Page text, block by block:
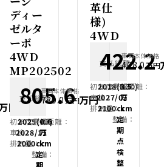
円
ディー
ゼルタ
ーボ
4WD
MP202502
支払総額
805.6 万円
車両本体価格
789.0万円
初年度登録：
2025(R7)
車検：
2028/11
排気量：
2000cc
走行距離：
0.6
万
km
整備：
定
期
革仕
様)
4WD
支払総額
422.2
車両本体価格
408.0万円
初年度登録：
2018(H30)
車検：
2027/02
排気量：
2100cc
走行距離：
3.5
万
km
整備：
定
期
点
検
整